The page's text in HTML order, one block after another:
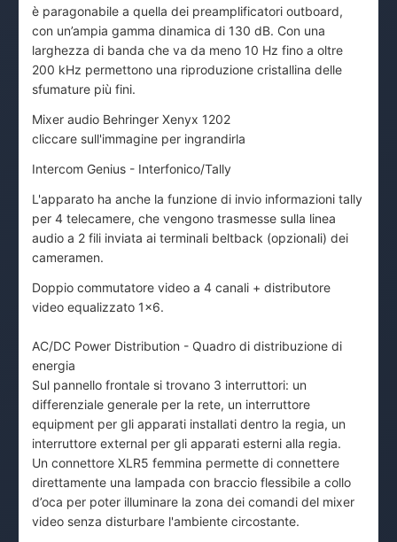
è paragonabile a quella dei preamplificatori outboard,
con un’ampia gamma dinamica di 130 dB. Con una
larghezza di banda che va da meno 10 Hz fino a oltre
200 kHz permettono una riproduzione cristallina delle
sfumature più fini.
Mixer audio Behringer Xenyx 1202
cliccare sull'immagine per ingrandirla
Intercom Genius - Interfonico/Tally
L'apparato ha anche la funzione di invio informazioni tally
per 4 telecamere, che vengono trasmesse sulla linea
audio a 2 fili inviata ai terminali beltback (opzionali) dei
cameramen.
Doppio commutatore video a 4 canali + distributore
video equalizzato 1x6.
AC/DC Power Distribution - Quadro di distribuzione di
energia
Sul pannello frontale si trovano 3 interruttori: un
differenziale generale per la rete, un interruttore
equipment per gli apparati installati dentro la regia, un
interruttore external per gli apparati esterni alla regia.
Un connettore XLR5 femmina permette di connettere
direttamente una lampada con braccio flessibile a collo
d’oca per poter illuminare la zona dei comandi del mixer
video senza disturbare l'ambiente circostante.